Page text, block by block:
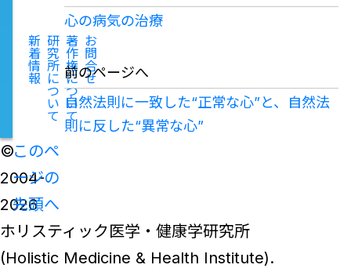
新
着
情
報
研
究
所
に
つ
い
て
著
作
権
に
つ
い
て
お
問
合
せ
前のページへ
自然法則に一致した“正常な心”と、自然法
則に反した“異常な心”
心の病気の治療
©
2004-
2026
ホリスティック医学・健康学研究所
(Holistic Medicine & Health Institute).
このペ
ージの
先頭へ